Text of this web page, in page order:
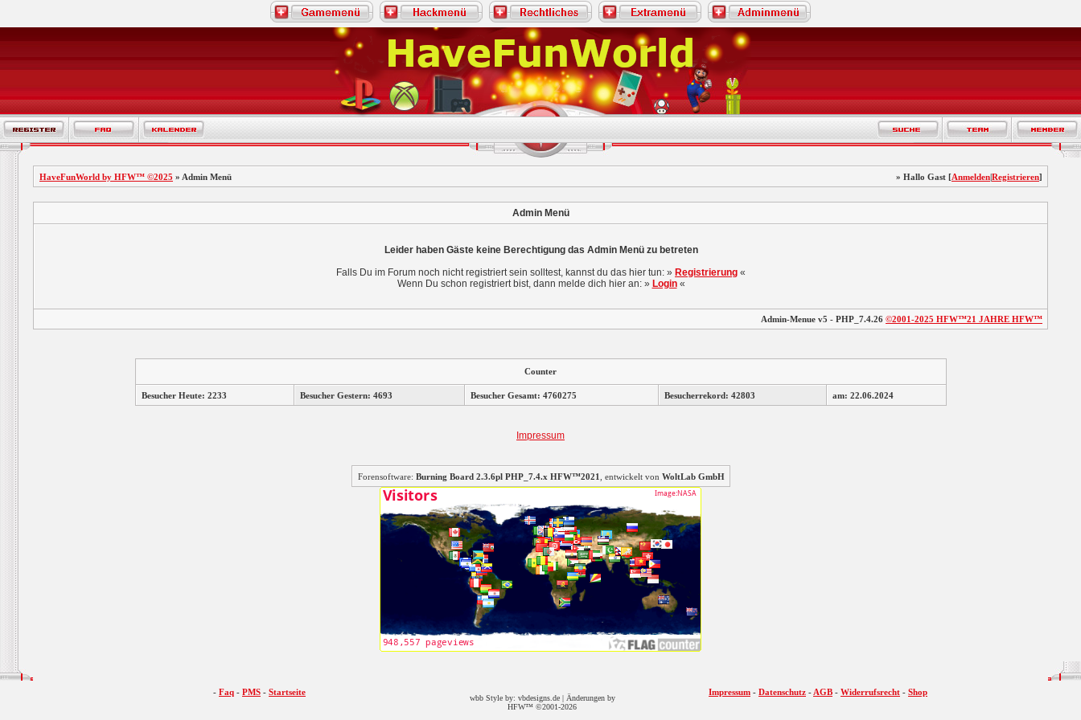
HaveFunWorld by HFW™ ©2025 » Admin Menü » Hallo Gast [Anmelden|Registrieren]
Admin Menü
Leider haben Gäste keine Berechtigung das Admin Menü zu betreten
Falls Du im Forum noch nicht registriert sein solltest, kannst du das hier tun: » Registrierung «
Wenn Du schon registriert bist, dann melde dich hier an: » Login«
Admin-Menue v5 - PHP_7.4.26 ©2001-2025 HFW™21 JAHRE HFW™
Counter
Besucher Heute: 2233 Besucher Gestern: 4693 Besucher Gesamt: 4760275 Besucherrekord: 42803 am: 22.06.2024
Impressum
Forensoftware: Burning Board 2.3.6pl PHP_7.4.x HFW™2021 , entwickelt von WoltLab GmbH
- Faq - PMS - Startseite
wbb Style by: vbdesigns.de | Änderungen by
HFW™ ©2001-2026
Impressum - Datenschutz - AGB - Widerrufsrecht - Shop